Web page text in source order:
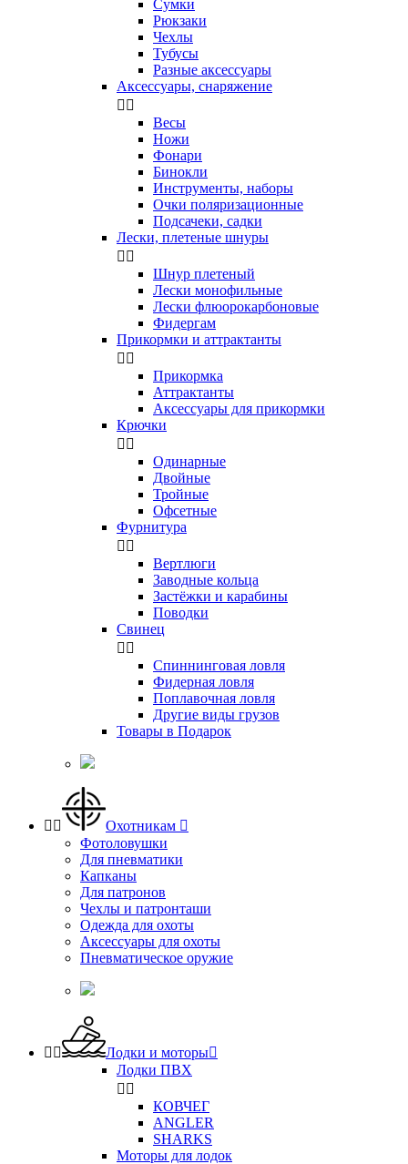
Сумки
Рюкзаки
Чехлы
Тубусы
Разные аксессуары
Аксессуары, снаряжение
 
Весы
Ножи
Фонари
Бинокли
Инструменты, наборы
Очки поляризационные
Подсачеки, садки
Лески, плетеные шнуры
 
Шнур плетеный
Лески монофильные
Лески флюорокарбоновые
Фидергам
Прикормки и аттрактанты
 
Прикормка
Аттрактанты
Аксессуары для прикормки
Крючки
 
Одинарные
Двойные
Тройные
Офсетные
Фурнитура
 
Вертлюги
Заводные кольца
Застёжки и карабины
Поводки
Свинец
 
Спиннинговая ловля
Фидерная ловля
Поплавочная ловля
Другие виды грузов
Товары в Подарок
  Охотникам 
Фотоловушки
Для пневматики
Капканы
Для патронов
Чехлы и патронташи
Одежда для охоты
Аксессуары для охоты
Пневматическое оружие
  Лодки и моторы
Лодки ПВХ
 
КОВЧЕГ
ANGLER
SHARKS
Моторы для лодок